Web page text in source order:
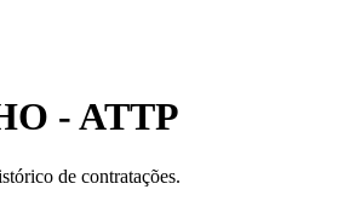
- ATTP
de contratações.